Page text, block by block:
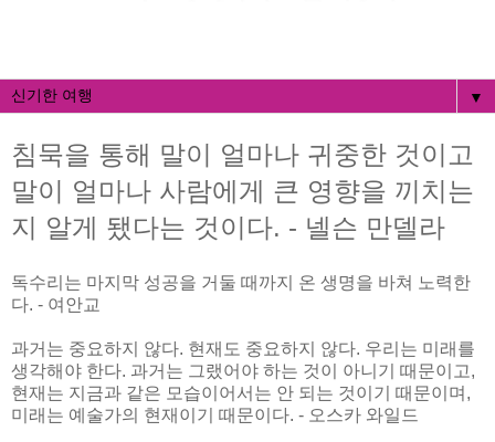
▼
침묵을 통해 말이 얼마나 귀중한 것이고
말이 얼마나 사람에게 큰 영향을 끼치는
지 알게 됐다는 것이다. - 넬슨 만델라
독수리는 마지막 성공을 거둘 때까지 온 생명을 바쳐 노력한
다. - 여안교
과거는 중요하지 않다. 현재도 중요하지 않다. 우리는 미래를
생각해야 한다. 과거는 그랬어야 하는 것이 아니기 때문이고,
현재는 지금과 같은 모습이어서는 안 되는 것이기 때문이며,
미래는 예술가의 현재이기 때문이다. - 오스카 와일드